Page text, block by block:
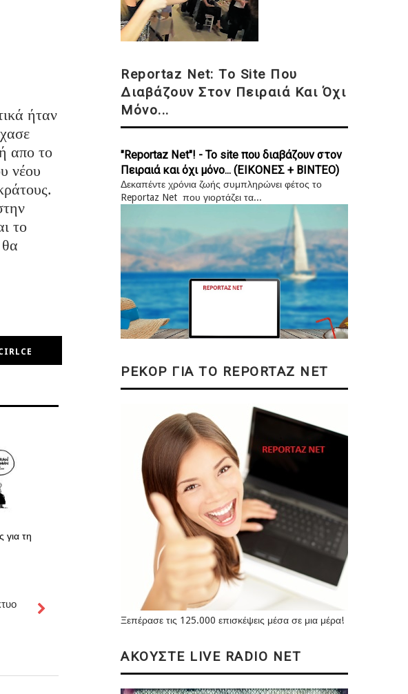
ήταν
απο το
νέου
το
για τη
Reportaz Net: Το Site Που
Διαβάζουν Στον Πειραιά Και Όχι
Μόνο...
"Reportaz Net"! - Το site που διαβάζουν στον
Πειραιά και όχι μόνο... (ΕΙΚΟΝΕΣ + ΒΙΝΤΕΟ)
Δεκαπέντε χρόνια ζωής συμπληρώνει φέτος το
Reportaz Net που γιορτάζει τα...
ΡΕΚΟΡ ΓΙΑ ΤΟ REPORTAZ NET
Ξεπέρασε τις 125.000 επισκέψεις μέσα σε μια μέρα!
ΑΚΟΥΣΤΕ LIVE RADIO NET